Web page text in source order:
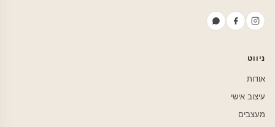
ניווט
אודות
עיצוב אישי
מעצבים